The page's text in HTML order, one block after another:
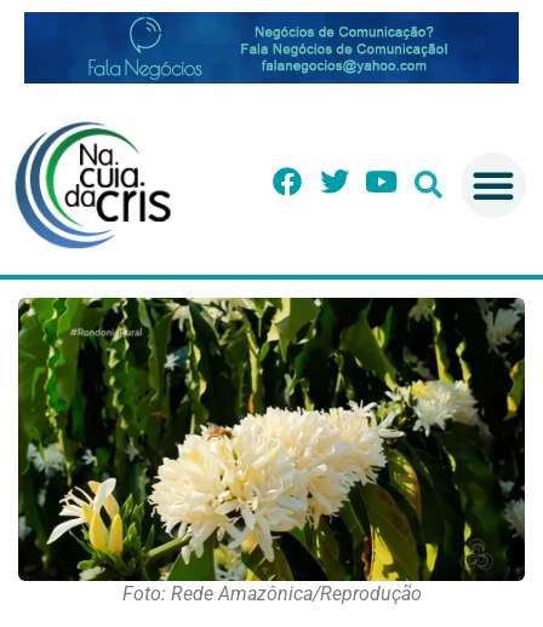
Foto: Rede Amazônica/Reprodução